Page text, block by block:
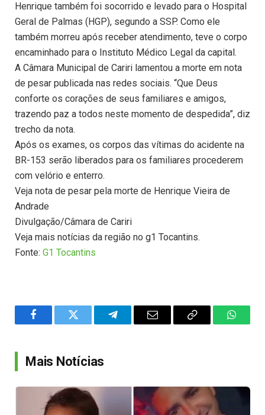
Henrique também foi socorrido e levado para o Hospital
Geral de Palmas (HGP), segundo a SSP. Como ele
também morreu após receber atendimento, teve o corpo
encaminhado para o Instituto Médico Legal da capital.
A Câmara Municipal de Cariri lamentou a morte em nota
de pesar publicada nas redes sociais. “Que Deus
conforte os corações de seus familiares e amigos,
trazendo paz a todos neste momento de despedida”, diz
trecho da nota.
Após os exames, os corpos das vítimas do acidente na
BR-153 serão liberados para os familiares procederem
com velório e enterro.
Veja nota de pesar pela morte de Henrique Vieira de
Andrade
Divulgação/Câmara de Cariri
Veja mais notícias da região no g1 Tocantins.
Fonte: G1 Tocantins
FacebookTwitter TelegramEmail
Copy
Mais Notícias